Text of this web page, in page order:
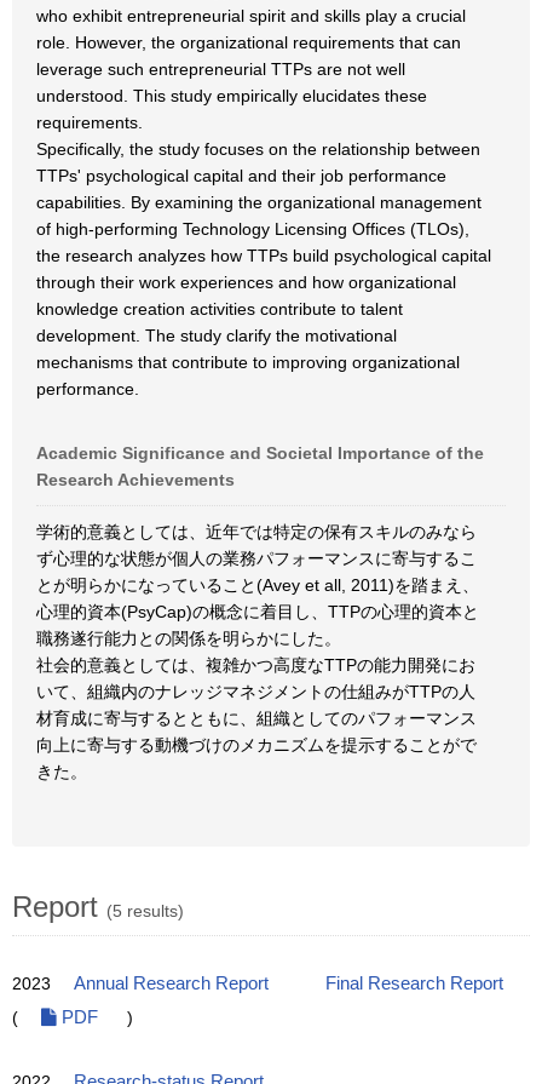
who exhibit entrepreneurial spirit and skills play a crucial
role. However, the organizational requirements that can
leverage such entrepreneurial TTPs are not well
understood. This study empirically elucidates these
requirements.
Specifically, the study focuses on the relationship between
TTPs' psychological capital and their job performance
capabilities. By examining the organizational management
of high-performing Technology Licensing Offices (TLOs),
the research analyzes how TTPs build psychological capital
through their work experiences and how organizational
knowledge creation activities contribute to talent
development. The study clarify the motivational
mechanisms that contribute to improving organizational
performance.
Academic Significance and Societal Importance of the
Research Achievements
学術的意義としては、近年では特定の保有スキルのみなら
ず心理的な状態が個人の業務パフォーマンスに寄与するこ
とが明らかになっていること(Avey et all, 2011)を踏まえ、
心理的資本(PsyCap)の概念に着目し、TTPの心理的資本と
職務遂行能力との関係を明らかにした。
社会的意義としては、複雑かつ高度なTTPの能力開発にお
いて、組織内のナレッジマネジメントの仕組みがTTPの人
材育成に寄与するとともに、組織としてのパフォーマンス
向上に寄与する動機づけのメカニズムを提示することがで
きた。
Report (5 results)
2023 Annual Research Report
Final Research Report
(
PDF )